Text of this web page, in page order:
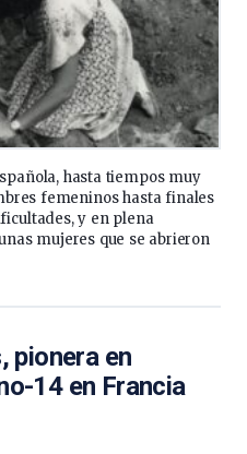
hasta tiempos muy
femeninos hasta finales
y en plena
mujeres que se abrieron
pionera en
14 en Francia